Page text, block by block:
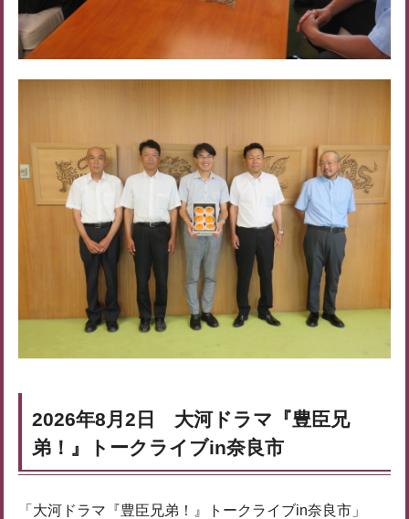
2026年8月2日 大河ドラマ『豊臣兄
弟！』トークライブin奈良市
「大河ドラマ『豊臣兄弟！』トークライブin奈良市」